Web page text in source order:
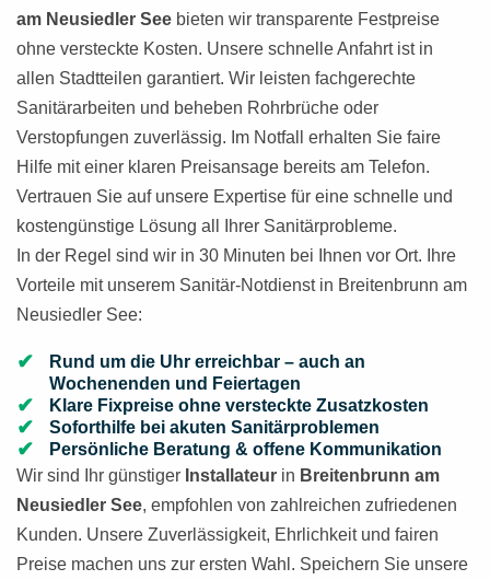
am Neusiedler See bieten wir transparente Festpreise
ohne versteckte Kosten. Unsere schnelle Anfahrt ist in
allen Stadtteilen garantiert. Wir leisten fachgerechte
Sanitärarbeiten und beheben Rohrbrüche oder
Verstopfungen zuverlässig. Im Notfall erhalten Sie faire
Hilfe mit einer klaren Preisansage bereits am Telefon.
Vertrauen Sie auf unsere Expertise für eine schnelle und
kostengünstige Lösung all Ihrer Sanitärprobleme.
In der Regel sind wir in 30 Minuten bei Ihnen vor Ort. Ihre
Vorteile mit unserem Sanitär-Notdienst in Breitenbrunn am
Neusiedler See:
Rund um die Uhr erreichbar – auch an
Wochenenden und Feiertagen
Klare Fixpreise ohne versteckte Zusatzkosten
Soforthilfe bei akuten Sanitärproblemen
Persönliche Beratung & offene Kommunikation
Wir sind Ihr günstiger Installateur in Breitenbrunn am
Neusiedler See, empfohlen von zahlreichen zufriedenen
Kunden. Unsere Zuverlässigkeit, Ehrlichkeit und fairen
Preise machen uns zur ersten Wahl. Speichern Sie unsere